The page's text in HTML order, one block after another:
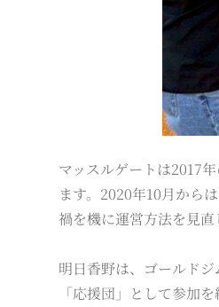
マッスルゲートは2017
ます。2020年10月から
禍を機に運営方法を見直
明日香野は、ゴールド
「応援団」として参加